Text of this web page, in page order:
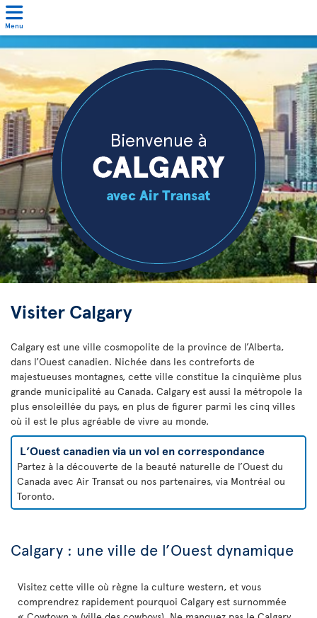
Menu
Visiter Calgary
Calgary est une ville cosmopolite de la province de l’Alberta,
dans l’Ouest canadien. Nichée dans les contreforts de
majestueuses montagnes, cette ville constitue la cinquième plus
grande municipalité au Canada. Calgary est aussi la métropole la
plus ensoleillée du pays, en plus de figurer parmi les cinq villes
où il est le plus agréable de vivre au monde.
L’Ouest canadien via un vol en correspondance
Partez à la découverte de la beauté naturelle de l’Ouest du
Canada avec Air Transat ou nos partenaires, via Montréal ou
Toronto.
Calgary : une ville de l’Ouest dynamique
Visitez cette ville où règne la culture western, et vous
comprendrez rapidement pourquoi Calgary est surnommée